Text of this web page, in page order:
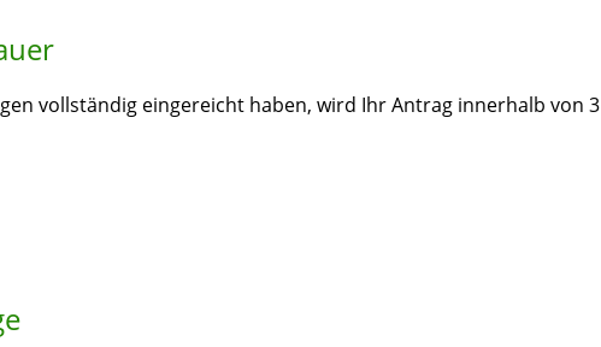
vollständig eingereicht haben, wird Ihr Antrag innerhalb von 3